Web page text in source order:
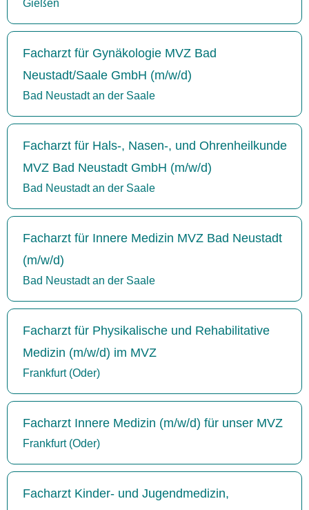
Gießen
Facharzt für Gynäkologie MVZ Bad
Neustadt/Saale GmbH (m/w/d)
Bad Neustadt an der Saale
Facharzt für Hals-, Nasen-, und Ohrenheilkunde
MVZ Bad Neustadt GmbH (m/w/d)
Bad Neustadt an der Saale
Facharzt für Innere Medizin MVZ Bad Neustadt
(m/w/d)
Bad Neustadt an der Saale
Facharzt für Physikalische und Rehabilitative
Medizin (m/w/d) im MVZ
Frankfurt (Oder)
Facharzt Innere Medizin (m/w/d) für unser MVZ
Frankfurt (Oder)
Facharzt Kinder- und Jugendmedizin,